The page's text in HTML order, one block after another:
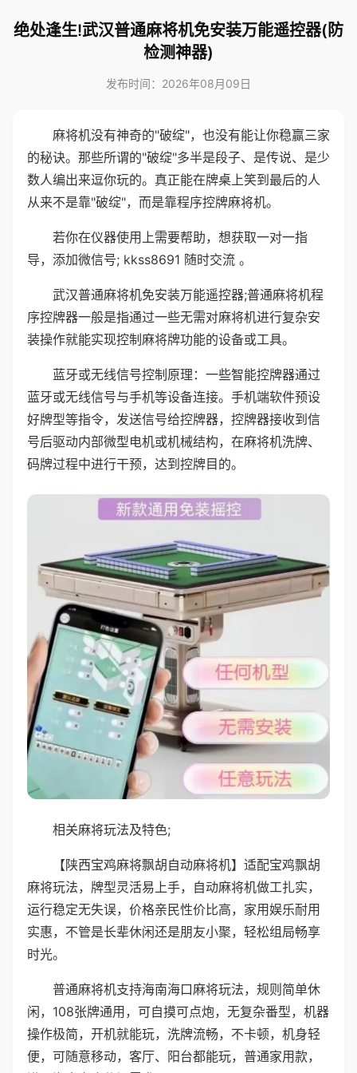
绝处逢生!武汉普通麻将机免安装万能遥控器(防
检测神器)
发布时间：2026年08月09日
麻将机没有神奇的"破绽"，也没有能让你稳赢三家
的秘诀。那些所谓的"破绽"多半是段子、是传说、是少
数人编出来逗你玩的。真正能在牌桌上笑到最后的人
从来不是靠"破绽"，而是靠程序控牌麻将机。
若你在仪器使用上需要帮助，想获取一对一指
导，添加微信号; kkss8691 随时交流 。
武汉普通麻将机免安装万能遥控器;普通麻将机程
序控牌器一般是指通过一些无需对麻将机进行复杂安
装操作就能实现控制麻将牌功能的设备或工具。
蓝牙或无线信号控制原理：一些智能控牌器通过
蓝牙或无线信号与手机等设备连接。手机端软件预设
好牌型等指令，发送信号给控牌器，控牌器接收到信
号后驱动内部微型电机或机械结构，在麻将机洗牌、
码牌过程中进行干预，达到控牌目的。
相关麻将玩法及特色;
【陕西宝鸡麻将飘胡自动麻将机】适配宝鸡飘胡
麻将玩法，牌型灵活易上手，自动麻将机做工扎实，
运行稳定无失误，价格亲民性价比高，家用娱乐耐用
实惠，不管是长辈休闲还是朋友小聚，轻松组局畅享
时光。
普通麻将机支持海南海口麻将玩法，规则简单休
闲，108张牌通用，可自摸可点炮，无复杂番型，机器
操作极简，开机就能玩，洗牌流畅，不卡顿，机身轻
便，可随意移动，客厅、阳台都能玩，普通家用款，